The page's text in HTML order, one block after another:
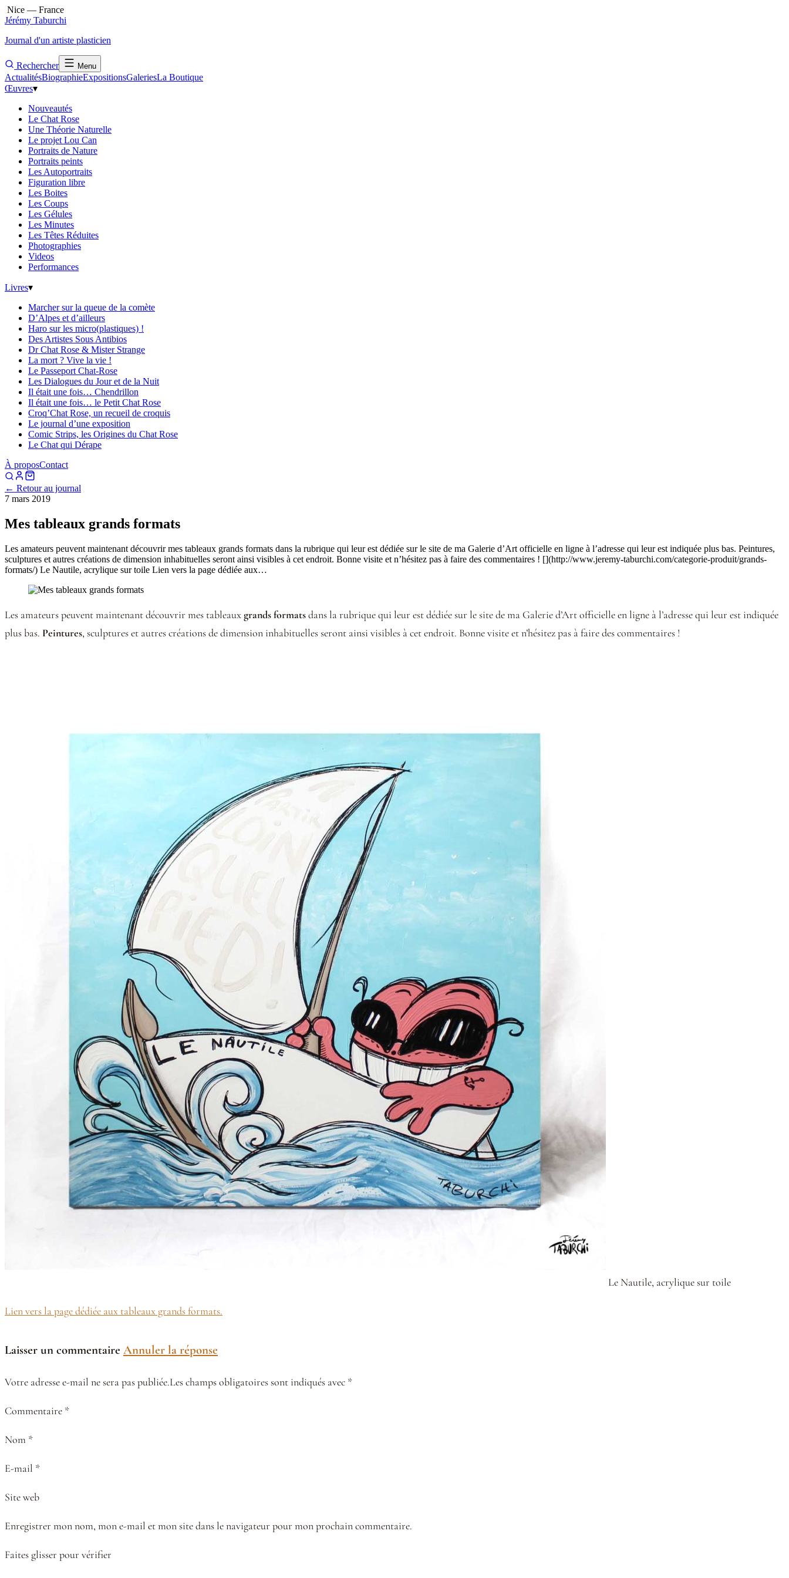
Nice — France
Jérémy Taburchi
Journal d'un artiste plasticien
Rechercher Menu
ActualitésBiographieExpositionsGaleriesLa Boutique
Œuvres▾
Nouveautés
Le Chat Rose
Une Théorie Naturelle
Le projet Lou Can
Portraits de Nature
Portraits peints
Les Autoportraits
Figuration libre
Les Boites
Les Coups
Les Gélules
Les Minutes
Les Têtes Réduites
Photographies
Videos
Performances
Livres▾
Marcher sur la queue de la comète
D’Alpes et d’ailleurs
Haro sur les micro(plastiques) !
Des Artistes Sous Antibios
Dr Chat Rose & Mister Strange
La mort ? Vive la vie !
Le Passeport Chat-Rose
Les Dialogues du Jour et de la Nuit
Il était une fois… Chendrillon
Il était une fois… le Petit Chat Rose
Croq’Chat Rose, un recueil de croquis
Le journal d’une exposition
Comic Strips, les Origines du Chat Rose
Le Chat qui Dérape
À proposContact
← Retour au journal
7 mars 2019
Mes tableaux grands formats
Les amateurs peuvent maintenant découvrir mes tableaux grands formats dans la rubrique qui leur est dédiée sur le site de ma Galerie d’Art officielle en ligne à l’adresse qui leur est indiquée plus bas. Peintures,
sculptures et autres créations de dimension inhabituelles seront ainsi visibles à cet endroit. Bonne visite et n’hésitez pas à faire des commentaires ! [](http://www.jeremy-taburchi.com/categorie-produit/grands-
formats/) Le Nautile, acrylique sur toile Lien vers la page dédiée aux…
Les amateurs peuvent maintenant découvrir mes tableauxgrands formatsdans la rubrique qui leur est dédiée sur le site de ma Galerie d’Art officielle en ligne à l’adresse qui leur est indiquée
plus bas. Peintures, sculptures et autres créations de dimension inhabituelles seront ainsi visibles à cet endroit. Bonne visite et n’hésitez pas à faire des commentaires !
Le Nautile, acrylique sur toile
Lien vers la page dédiée aux tableaux grands formats.
Laisser un commentaire Annuler la réponse
Votre adresse e-mail ne sera pas publiée.Les champs obligatoires sont indiqués avec *
Commentaire *
Nom *
E-mail *
Site web
Enregistrer mon nom, mon e-mail et mon site dans le navigateur pour mon prochain commentaire.
Faites glisser pour vérifier